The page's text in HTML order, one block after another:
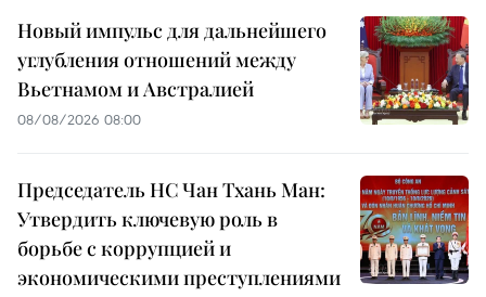
Новый импульс для дальнейшего
углубления отношений между
Вьетнамом и Австралией
08/08/2026 08:00
Председатель НС Чан Тхань Ман:
Утвердить ключевую роль в
борьбе с коррупцией и
экономическими преступлениями